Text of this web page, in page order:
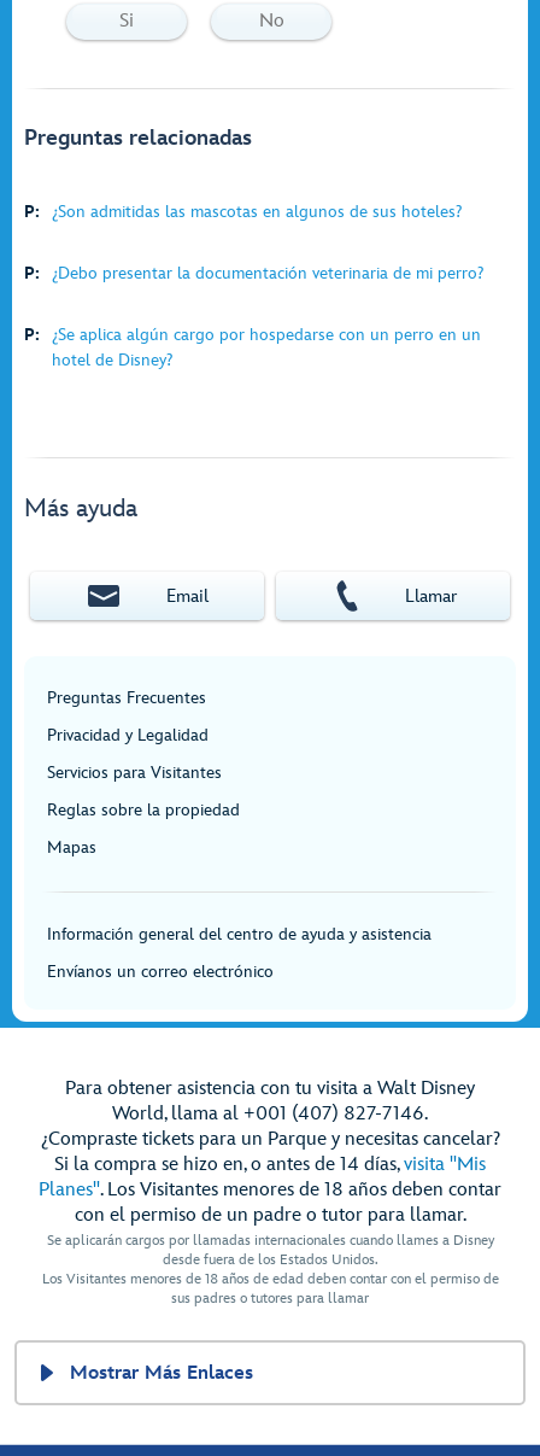
Si No
Preguntas relacionadas
P: ¿Son admitidas las mascotas en algunos de sus hoteles?
P: ¿Debo presentar la documentación veterinaria de mi perro?
P:
¿Se aplica algún cargo por hospedarse con un perro en un
hotel de Disney?
Más ayuda
Email Llamar
Preguntas Frecuentes
Privacidad y Legalidad
Servicios para Visitantes
Reglas sobre la propiedad
Mapas
Información general del centro de ayuda y asistencia
Envíanos un correo electrónico
Para obtener asistencia con tu visita a Walt Disney
World, llama al +001 (407) 827-7146.
¿Compraste tickets para un Parque y necesitas cancelar?
Si la compra se hizo en, o antes de 14 días,visita "Mis
Planes". Los Visitantes menores de 18 años deben contar
con el permiso de un padre o tutor para llamar.
Se aplicarán cargos por llamadas internacionales cuando llames a Disney
desde fuera de los Estados Unidos.
Los Visitantes menores de 18 años de edad deben contar con el permiso de
sus padres o tutores para llamar
Mostrar Más Enlaces